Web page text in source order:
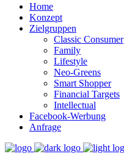
Home
Konzept
Zielgruppen
Classic Consumer
Family
Lifestyle
Neo-Greens
Smart Shopper
Financial Targets
Intellectual
Facebook-Werbung
Anfrage